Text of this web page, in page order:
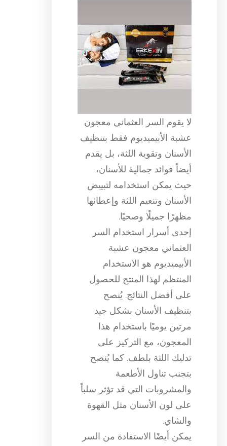
لا يقوم السر العثماني معجون
عشبة الأبيميديوم فقط بتنظيف
الأسنان وتقوية اللثة، بل يقدم
أيضاً فوائد جمالية للأسنان،
حيث يمكن استخدامه لتبييض
الأسنان وتنعيم اللثة وإعطائها
مظهرًا جميلًا وصحيًا.
إحدى أسرار استخدام السر
العثماني معجون عشبة
الأبيميديوم هو الاستخدام
المنتظم لهذا المنتج للحصول
على أفضل النتائج. يُنصح
بتنظيف الأسنان بشكل جيد
مرتين يوميًا باستخدام هذا
المعجون، مع التركيز على
تدليك اللثة بلطف. كما يُنصح
بتجنب تناول الأطعمة
والمشروبات التي قد تؤثر سلباً
على لون الأسنان مثل القهوة
والشاي.
يمكن أيضًا الاستفادة من السر